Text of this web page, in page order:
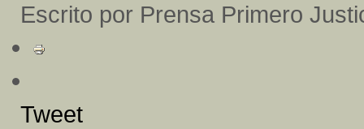
Escrito por Prensa Primero
Tweet